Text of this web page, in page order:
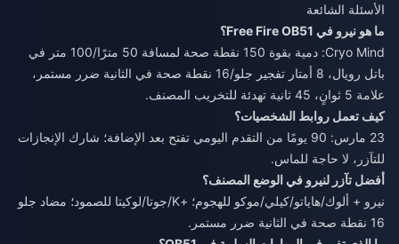
الأسئلة الشائعة
ما هو نيرو في Free Fire OB51؟
Cryo Mind: دمية بقوة 150 نقطة صحة لمسافة 50 مترًا/100 متر في
باتل رويال، 8 أمتار تفجير جلو/16 نقطة صحة في الثانية ضرر مستمر،
علامة 5 ثوانٍ، 45 ثانية تهدئة للتخريب المصنف.
كيف تعمل روابط الشخصيات؟
23 مارس: 90 يومًا من التقدم اليومي تفتح بعد الإضافة؛ شارك الإنجازات
للتآزر، لا حاجة للماس.
أفضل تآزر لنيرو في الوضع المصنف؟
نيرو + ألوك/هاياتو/كيلي/موكو للهجوم؛ +K/جوتا/لوكيتا للصمود؛ مضاد جلو
16 نقطة صحة في الثانية ضرر مستمر.